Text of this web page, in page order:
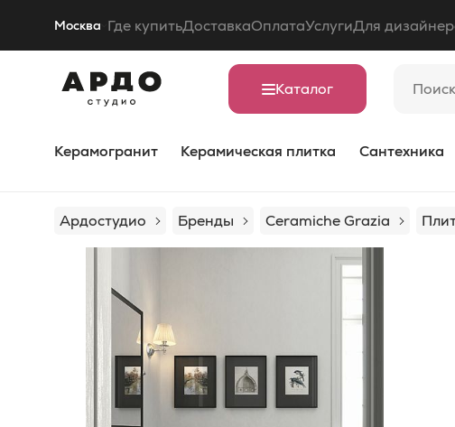
Москва Где купитьДоставкаОплатаУслугиДля
Каталог
Керамогранит Керамическая плитка Сантехника
Ардостудио Бренды Ceramiche Grazia